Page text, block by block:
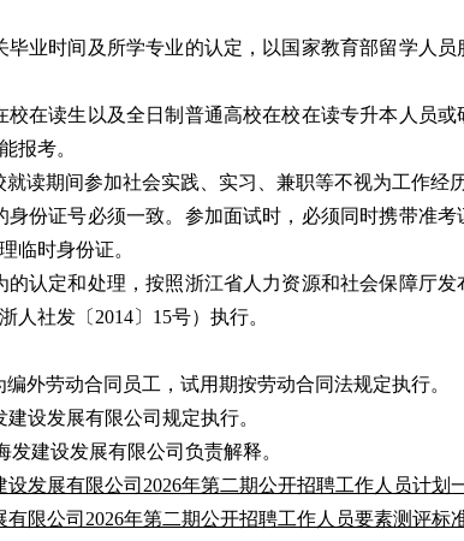
毕业时间及所学专业的认定，以国家教育部留学人
校在读生以及全日制普通高校在校在读专升本人员
报考。
读期间参加社会实践、实习、兼职等不视为工作经历
身份证号必须一致。参加面试时，必须同时携带准
临时身份证。
的认定和处理，按照浙江省人力资源和社会保障厅
人社发〔2014〕15号）执行。
外劳动合同员工，试用期按劳动合同法规定执行。
设发展有限公司规定执行。
发建设发展有限公司负责解释。
设发展有限公司2026年第二期公开招聘工作人员计划
有限公司2026年第二期公开招聘工作人员要素测评标